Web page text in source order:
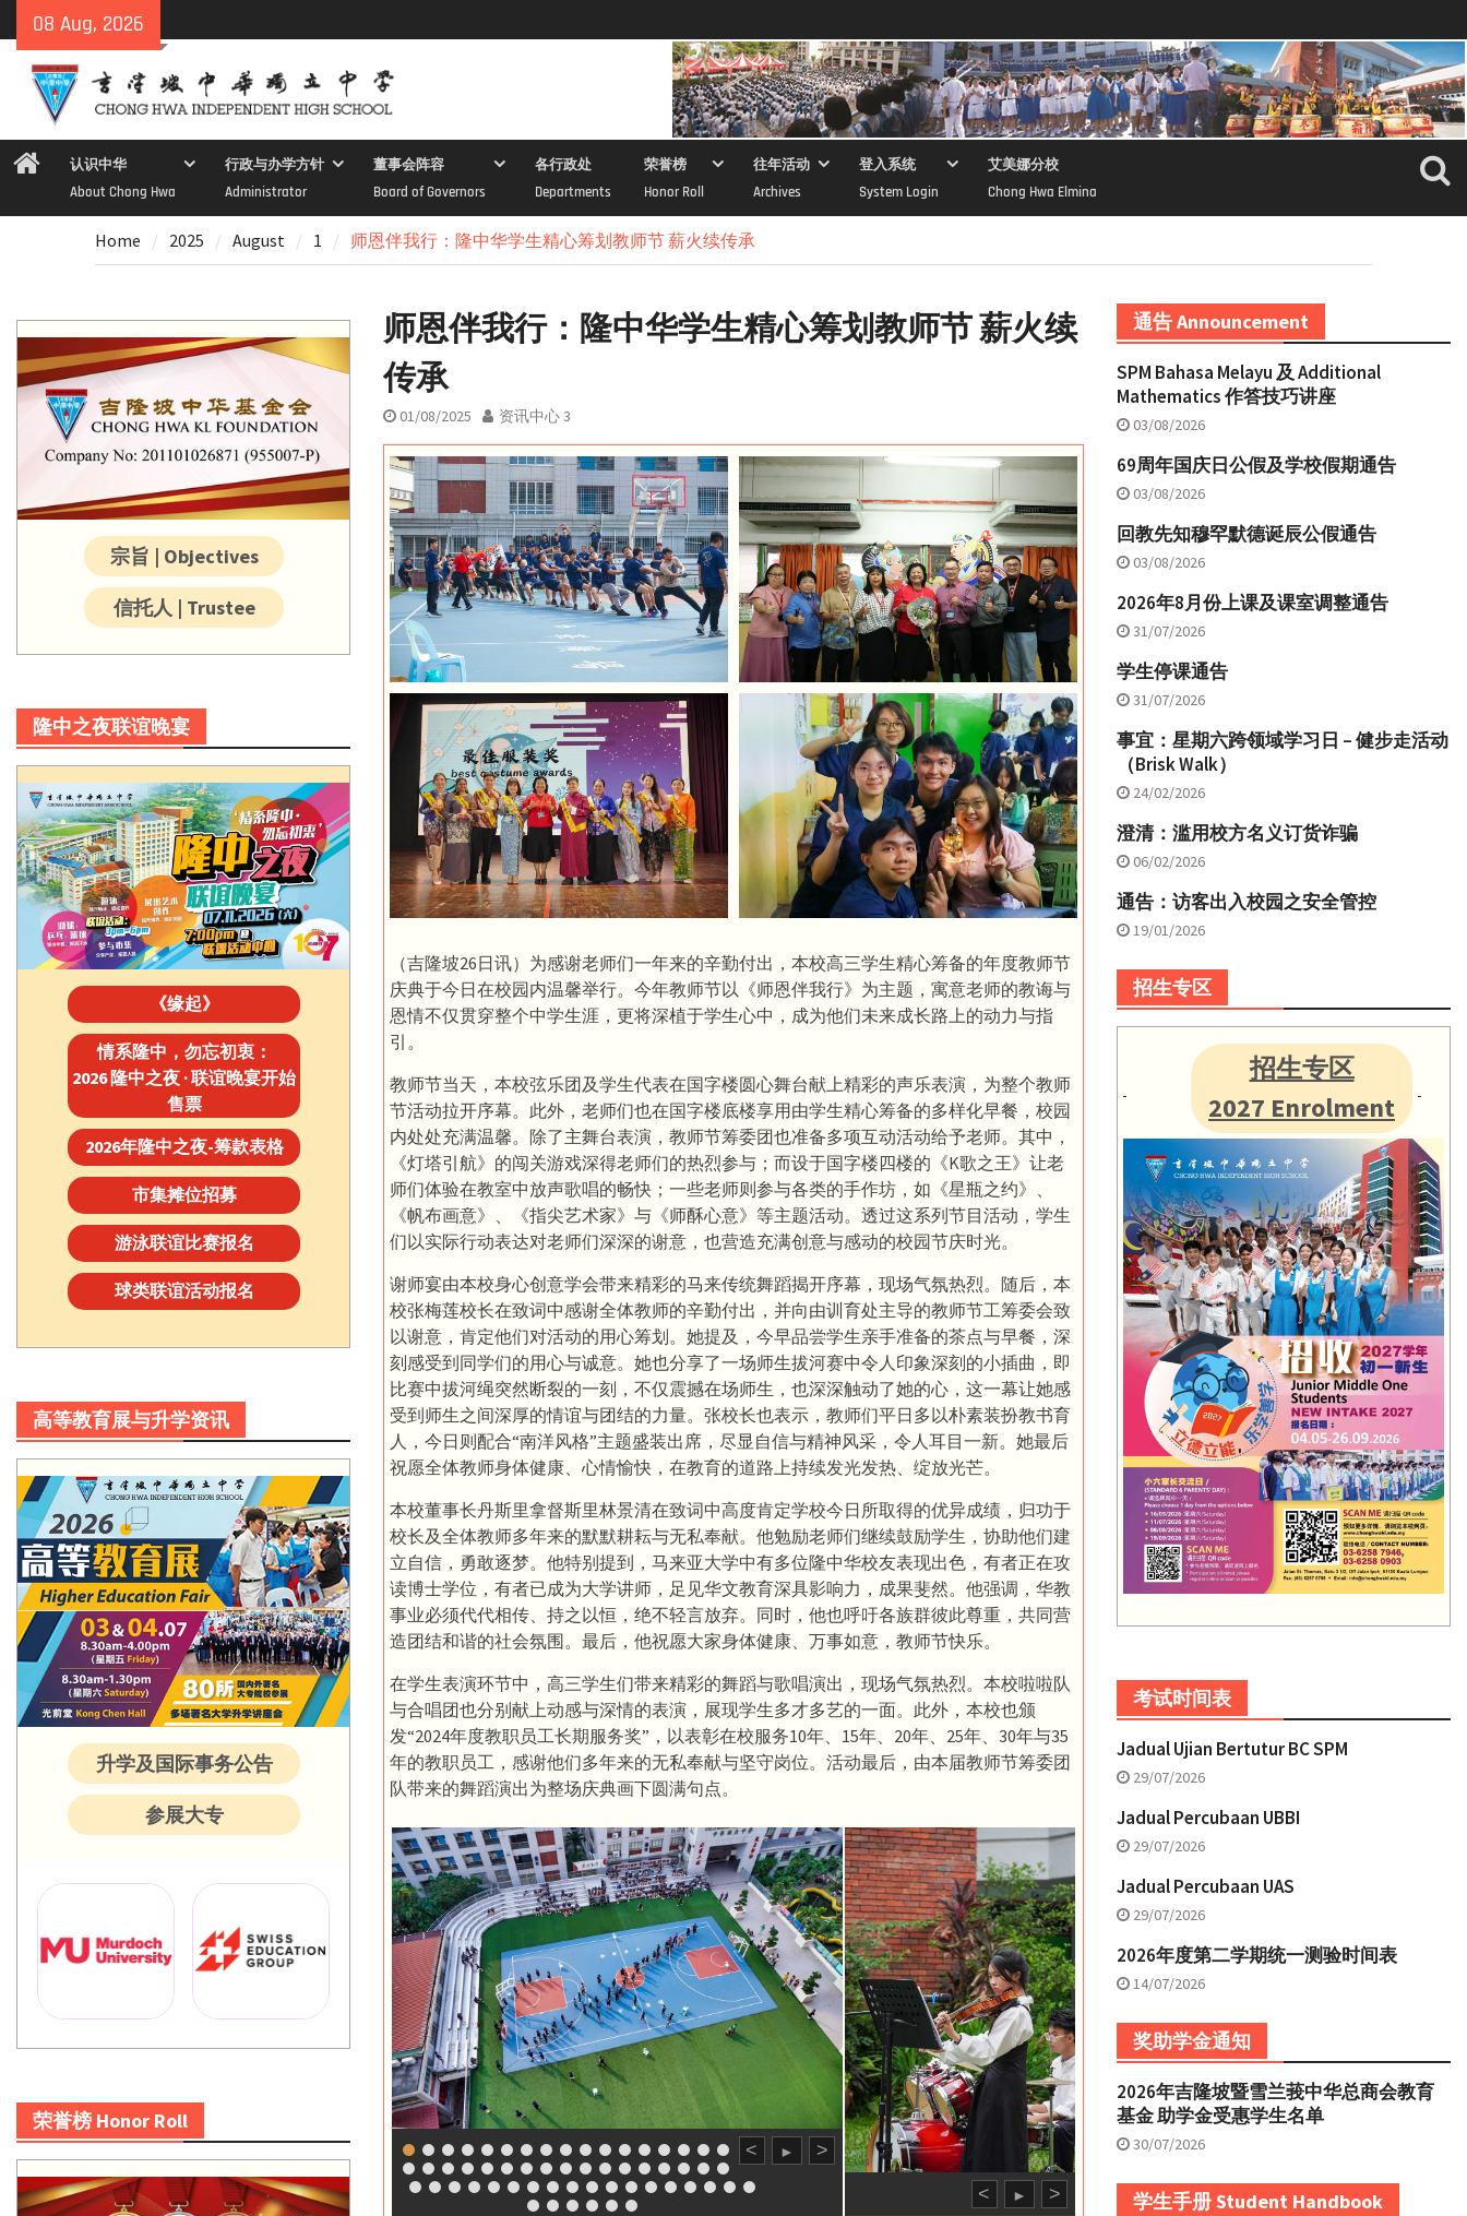
to
content
08 Aug, 2026
Home认识中华
About Chong Hwa
行政与办学方针
Administrator
董事会阵容
Board of Governors
各行政处
Departments
荣誉榜
Honor Roll
往年活动
Archives
登入系统
System Login
艾美娜分校
Chong Hwa Elmina
Home 2025 August 1 师恩伴我行：隆中华学生精心筹划教师节 薪火续传承
师恩伴我行：隆中华学生精心筹划教师节 薪火续
传承
01/08/2025 资讯中心 3
（吉隆坡26日讯）为感谢老师们一年来的辛勤付出，本校高三学生精心筹备的年度教师节
庆典于今日在校园内温馨举行。今年教师节以《师恩伴我行》为主题，寓意老师的教诲与
恩情不仅贯穿整个中学生涯，更将深植于学生心中，成为他们未来成长路上的动力与指
引。
教师节当天，本校弦乐团及学生代表在国字楼圆心舞台献上精彩的声乐表演，为整个教师
节活动拉开序幕。此外，老师们也在国字楼底楼享用由学生精心筹备的多样化早餐，校园
内处处充满温馨。除了主舞台表演，教师节筹委团也准备多项互动活动给予老师。其中，
《灯塔引航》的闯关游戏深得老师们的热烈参与；而设于国字楼四楼的《K歌之王》让老
师们体验在教室中放声歌唱的畅快；一些老师则参与各类的手作坊，如《星瓶之约》、
《帆布画意》、《指尖艺术家》与《师酥心意》等主题活动。透过这系列节目活动，学生
们以实际行动表达对老师们深深的谢意，也营造充满创意与感动的校园节庆时光。
谢师宴由本校身心创意学会带来精彩的马来传统舞蹈揭开序幕，现场气氛热烈。随后，本
校张梅莲校长在致词中感谢全体教师的辛勤付出，并向由训育处主导的教师节工筹委会致
以谢意，肯定他们对活动的用心筹划。她提及，今早品尝学生亲手准备的茶点与早餐，深
刻感受到同学们的用心与诚意。她也分享了一场师生拔河赛中令人印象深刻的小插曲，即
比赛中拔河绳突然断裂的一刻，不仅震撼在场师生，也深深触动了她的心，这一幕让她感
受到师生之间深厚的情谊与团结的力量。张校长也表示，教师们平日多以朴素装扮教书育
人，今日则配合“南洋风格”主题盛装出席，尽显自信与精神风采，令人耳目一新。她最后
祝愿全体教师身体健康、心情愉快，在教育的道路上持续发光发热、绽放光芒。
本校董事长丹斯里拿督斯里林景清在致词中高度肯定学校今日所取得的优异成绩，归功于
校长及全体教师多年来的默默耕耘与无私奉献。他勉励老师们继续鼓励学生，协助他们建
立自信，勇敢逐梦。他特别提到，马来亚大学中有多位隆中华校友表现出色，有者正在攻
读博士学位，有者已成为大学讲师，足见华文教育深具影响力，成果斐然。他强调，华教
事业必须代代相传、持之以恒，绝不轻言放弃。同时，他也呼吁各族群彼此尊重，共同营
造团结和谐的社会氛围。最后，他祝愿大家身体健康、万事如意，教师节快乐。
在学生表演环节中，高三学生们带来精彩的舞蹈与歌唱演出，现场气氛热烈。本校啦啦队
与合唱团也分别献上动感与深情的表演，展现学生多才多艺的一面。此外，本校也颁
发“2024年度教职员工长期服务奖”，以表彰在校服务10年、15年、20年、25年、30年与35
年的教职员工，感谢他们多年来的无私奉献与坚守岗位。活动最后，由本届教师节筹委团
队带来的舞蹈演出为整场庆典画下圆满句点。
< ► >
< ► >
通告 Announcement
SPM Bahasa Melayu 及 Additional
Mathematics 作答技巧讲座
03/08/2026
69周年国庆日公假及学校假期通告
03/08/2026
回教先知穆罕默德诞辰公假通告
03/08/2026
2026年8月份上课及课室调整通告
31/07/2026
学生停课通告
31/07/2026
事宜：星期六跨领域学习日 – 健步走活动
（Brisk Walk）
24/02/2026
澄清：滥用校方名义订货诈骗
06/02/2026
通告：访客出入校园之安全管控
19/01/2026
招生专区
招生专区
2027 Enrolment
考试时间表
Jadual Ujian Bertutur BC SPM
29/07/2026
Jadual Percubaan UBBI
29/07/2026
Jadual Percubaan UAS
29/07/2026
2026年度第二学期统一测验时间表
14/07/2026
奖助学金通知
2026年吉隆坡暨雪兰莪中华总商会教育
基金 助学金受惠学生名单
30/07/2026
学生手册 Student Handbook
宗旨 | Objectives
信托人 | Trustee
隆中之夜联谊晚宴
《缘起》
情系隆中，勿忘初衷：
2026 隆中之夜 · 联谊晚宴开始
售票
2026年隆中之夜-筹款表格
市集摊位招募
游泳联谊比赛报名
球类联谊活动报名
高等教育展与升学资讯
升学及国际事务公告
参展大专
荣誉榜 Honor Roll